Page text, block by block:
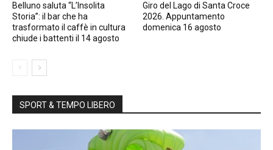
Belluno saluta “L’Insolita
Storia”: il bar che ha
trasformato il caffè in cultura
chiude i battenti il 14 agosto
Giro del Lago di Santa Croce
2026. Appuntamento
domenica 16 agosto
SPORT & TEMPO LIBERO